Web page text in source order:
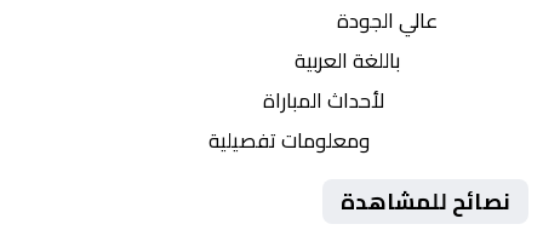
عالي الجودة
باللغة العربية
لأحداث المباراة
ومعلومات تفصيلية
نصائح للمشاهدة